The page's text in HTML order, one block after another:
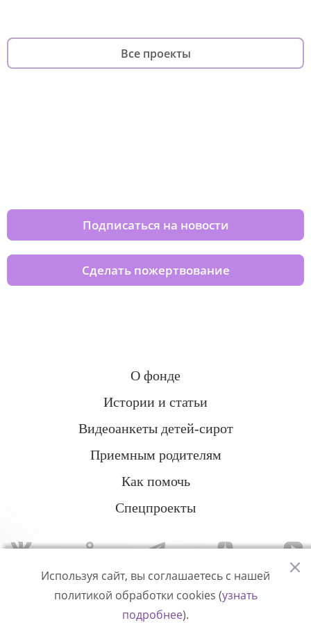
Все проекты
Подписаться на новости
Сделать пожертвование
О фонде
Истории и статьи
Видеоанкеты детей-сирот
Приемным родителям
Как помочь
Спецпроекты
Политика конфиденциальности
Используя сайт, вы соглашаетесь с нашей
политикой обработки cookies (узнать
подробнее).